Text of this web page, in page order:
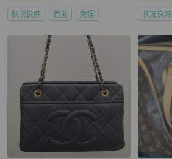
狀況良好 香港 免運 狀況良好